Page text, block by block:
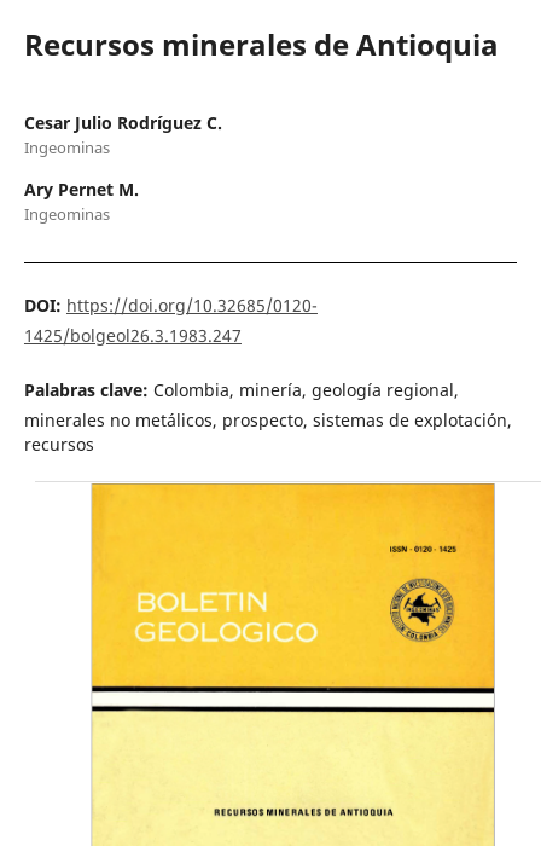
Recursos minerales de Antioquia
Cesar Julio Rodríguez C.
Ingeominas
Ary Pernet M.
Ingeominas
DOI: https://doi.org/10.32685/0120-
1425/bolgeol26.3.1983.247
Palabras clave: Colombia, minería, geología regional,
minerales no metálicos, prospecto, sistemas de explotación,
recursos